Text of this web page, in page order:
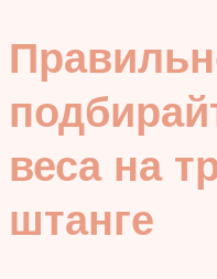
веса на
штанге